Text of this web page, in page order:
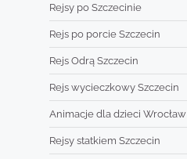
Rejsy po Szczecinie
Rejs po porcie Szczecin
Rejs Odrą Szczecin
Rejs wycieczkowy Szczecin
Animacje dla dzieci Wrocław
Rejsy statkiem Szczecin